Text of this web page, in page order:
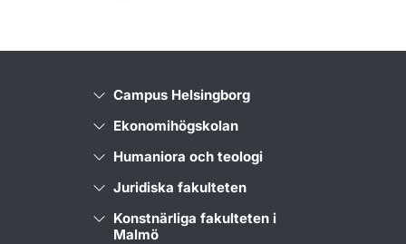
Campus Helsingborg
Ekonomihögskolan
Humaniora och teologi
Juridiska fakulteten
Konstnärliga fakulteten i
Malmö